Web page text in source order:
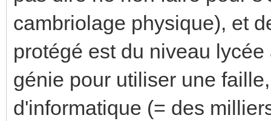
cambriolage physique), et
protégé est du niveau
génie pour utiliser une
d'informatique (= des